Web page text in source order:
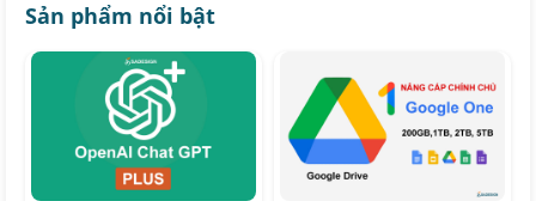
Sản phẩm nổi bật